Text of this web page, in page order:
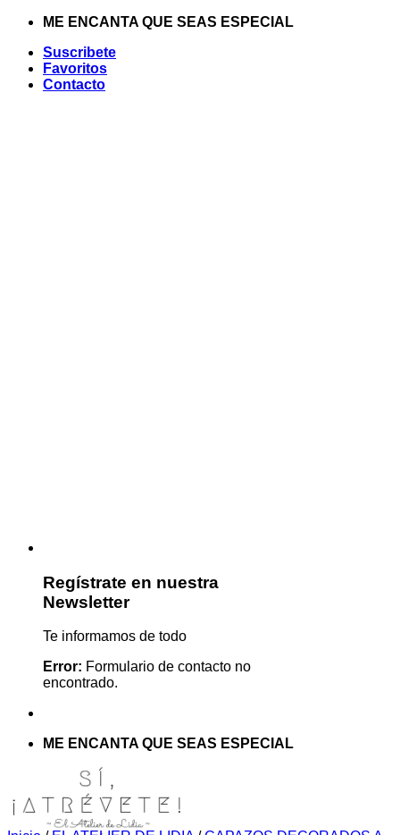
Saltar
contenido
ME ENCANTA QUE SEAS ESPECIAL
Suscribete
Favoritos
Contacto
Regístrate en nuestra
Newsletter
Te informamos de todo
Error: Formulario de contacto no
encontrado.
ME ENCANTA QUE SEAS ESPECIAL